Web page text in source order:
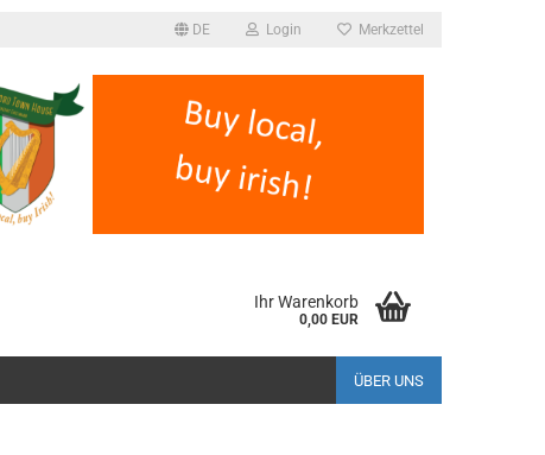
DE Login Merkzettel
Ihr Warenkorb
0,00 EUR
ÜBER UNS